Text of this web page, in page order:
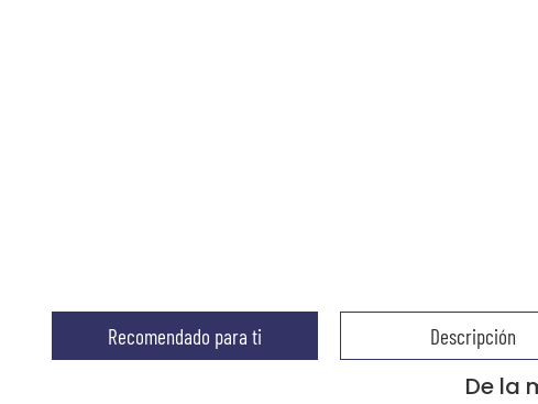
Recomendado para ti Descripción
De la